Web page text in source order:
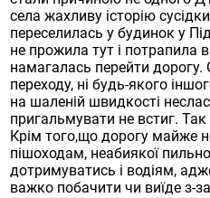
села жахливу історію
переселилась у будинок у
не прожила тут і потрапила
намагалась перейти дорогу.
переходу, ні будь-якого
на шаленій швидкості
пригальмувати не встиг. Так
Крім того,що дорогу майже
пішоходам, неабиякої
дотримуватись і водіям,
важко побачити чи виїде з-